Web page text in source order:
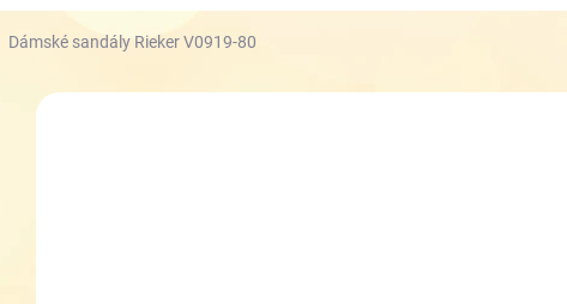
Dámské sandály Rieker V0919-80
ZNAČKA: